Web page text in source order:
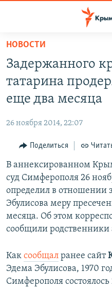
Вернуться
основному
содержанию
Вернутся
главной
навигации
Вернутся
поиску
СПЕЦПРОЕКТЫ
11 ЛЕТ ОККУПАЦИИ КРЫМА.
ЕЩЕ
ИНТЕРАКТИВ
ИНФОГРАФИКА
ТЕЛЕПРОЕКТ КРЫМ.РЕАЛИИ
СОВЕТЫ ПРАВОЗАЩИТНИКОВ
ПРОПАВШИЕ БЕЗ ВЕСТИ
КРЫМ.НЕПОКОРЕННЫЙ
ELIFBE
РАДІО СВОБОДА
КАК ОБОЙТИ
Українською
Qırımtatar
НОВОСТИ
Задержанного
татарина
еще два месяца
26 ноября 2014, 22:07
Поделиться
В аннексированном
суд Симферополя 26
определил в отношении
Эбулисова меру
месяца. Об этом
сообщили родственники
Как сообщал ранее сайт
Эдема Эбулисова, 1970
Симферополя состоялось